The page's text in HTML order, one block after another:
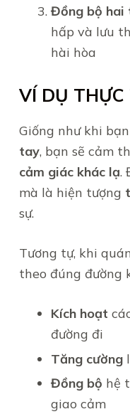
Đồng bộ hai
hấp và lưu
hài hòa
VÍ DỤ THỰC
Giống như khi bạn
tay, bạn sẽ cảm
cảm giác khác lạ.
mà là hiện tượng
sự.
Tương tự, khi
theo đúng đường
Kích hoạt
đường đi
Tăng cường
Đồng bộ hệ
giao cảm